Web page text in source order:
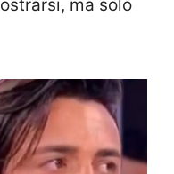
ma solo